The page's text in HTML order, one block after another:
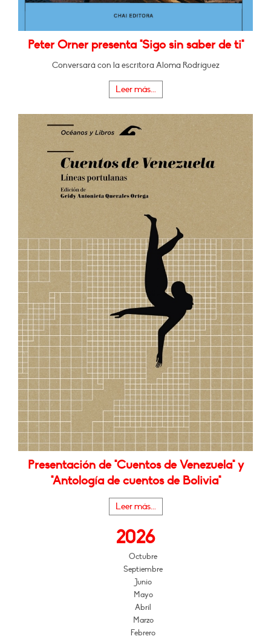
Peter Orner presenta "Sigo sin saber de ti"
Conversará con la escritora Aloma Rodríguez
Leer más...
Presentación de "Cuentos de Venezuela" y
"Antología de cuentos de Bolivia"
Leer más...
2026
Octubre
Septiembre
Junio
Mayo
Abril
Marzo
Febrero